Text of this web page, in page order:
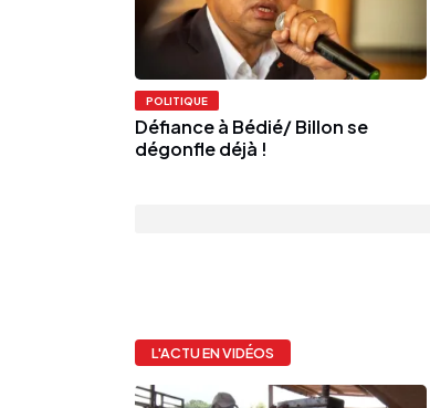
POLITIQUE
Défiance à Bédié/ Billon se
dégonfle déjà !
L'ACTU EN VIDÉOS